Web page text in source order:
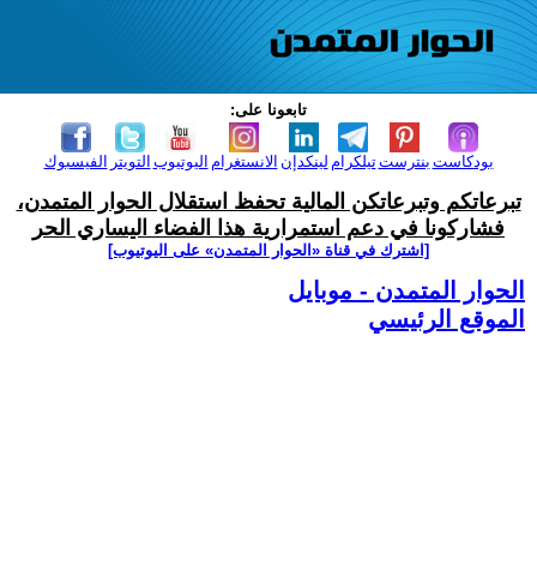
تابعونا على:
الفيسبوك التويتر اليوتيوب الانستغرام لينكدإن تيلكرامبنترست بودكاست
تبرعاتكم وتبرعاتكن المالية تحفظ استقلال الحوار المتمدن،
فشاركونا في دعم استمرارية هذا الفضاء اليساري الحر
[اشترك في قناة ‫«الحوار المتمدن» على اليوتيوب]
الحوار المتمدن - موبايل
الموقع الرئيسي